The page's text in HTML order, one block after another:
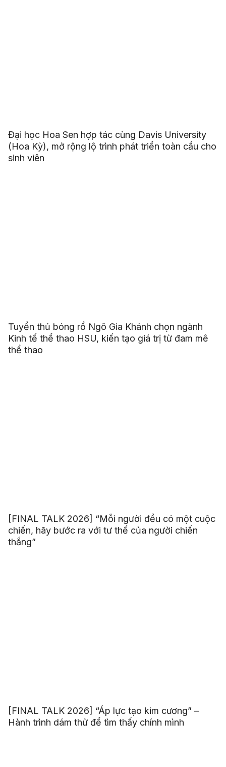
Đại học Hoa Sen hợp tác cùng Davis University
(Hoa Kỳ), mở rộng lộ trình phát triển toàn cầu cho
sinh viên
Tuyển thủ bóng rổ Ngô Gia Khánh chọn ngành
Kinh tế thể thao HSU, kiến tạo giá trị từ đam mê
thể thao
[FINAL TALK 2026] “Mỗi người đều có một cuộc
chiến, hãy bước ra với tư thế của người chiến
thắng”
[FINAL TALK 2026] “Áp lực tạo kim cương” –
Hành trình dám thử để tìm thấy chính mình